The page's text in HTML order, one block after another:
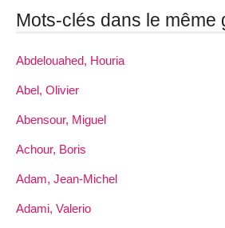
Mots-clés dans le même
Abdelouahed, Houria
Abel, Olivier
Abensour, Miguel
Achour, Boris
Adam, Jean-Michel
Adami, Valerio